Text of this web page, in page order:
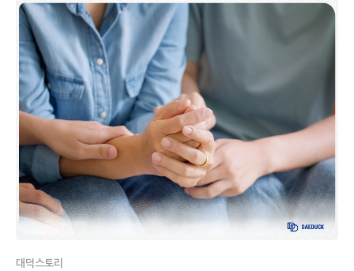
대덕스토리